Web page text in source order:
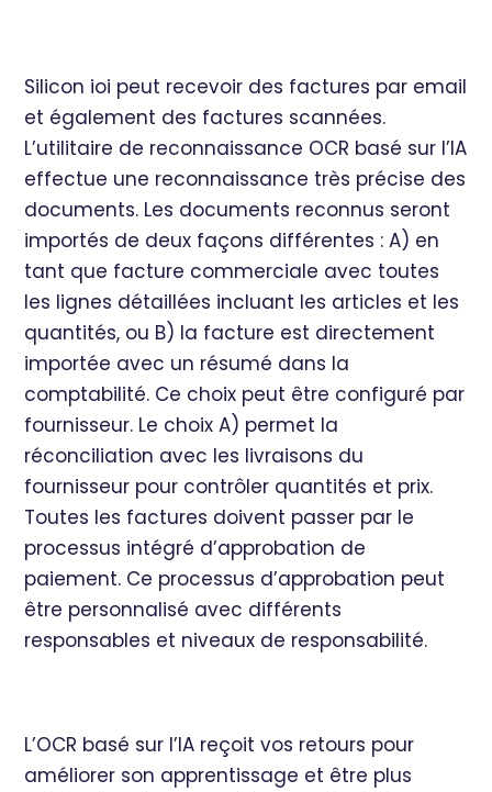
Silicon ioi peut recevoir des factures par email
et également des factures scannées.
L’utilitaire de reconnaissance OCR basé sur l’IA
effectue une reconnaissance très précise des
documents. Les documents reconnus seront
importés de deux façons différentes : A) en
tant que facture commerciale avec toutes
les lignes détaillées incluant les articles et les
quantités, ou B) la facture est directement
importée avec un résumé dans la
comptabilité. Ce choix peut être configuré par
fournisseur. Le choix A) permet la
réconciliation avec les livraisons du
fournisseur pour contrôler quantités et prix.
Toutes les factures doivent passer par le
processus intégré d’approbation de
paiement. Ce processus d’approbation peut
être personnalisé avec différents
responsables et niveaux de responsabilité.
L’OCR basé sur l’IA reçoit vos retours pour
améliorer son apprentissage et être plus